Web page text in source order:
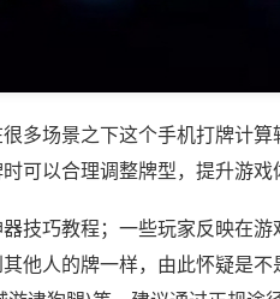
多场景之下这个手机打牌计
可以合理调整牌型，提升游戏
技巧教程；一些玩家反映在
他人的牌一样，由此怀疑是